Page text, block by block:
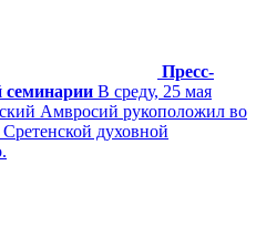
Пресс-
семинарии В среду, 25 мая
Амвросий рукоположил во
Сретенской духовной